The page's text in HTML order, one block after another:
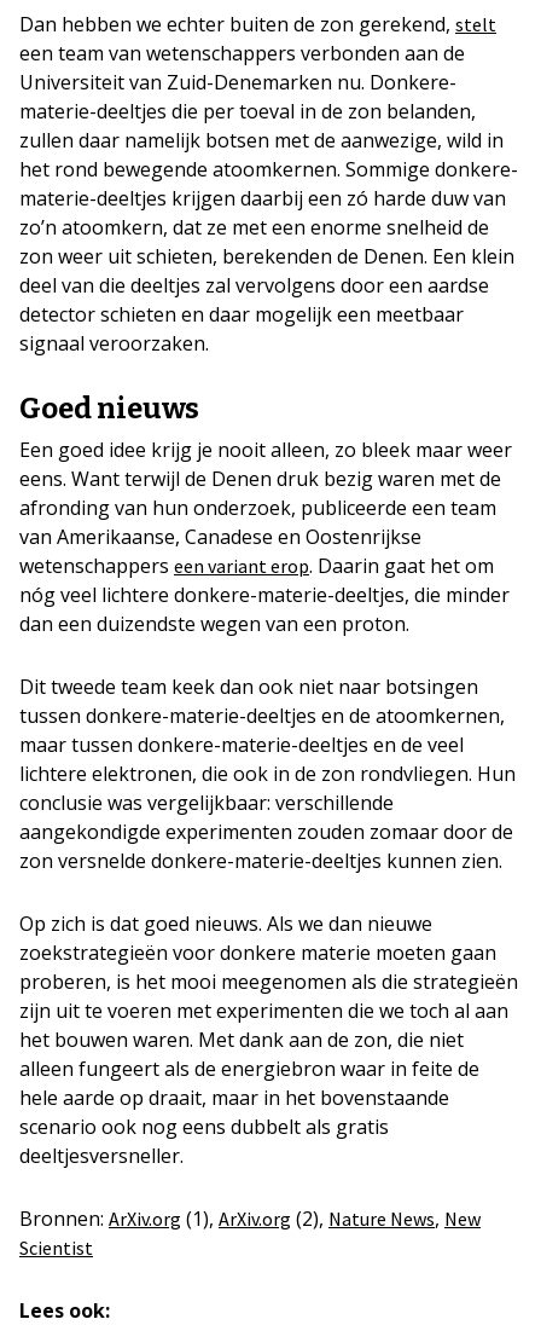
Dan hebben we echter buiten de zon gerekend, stelt
een team van wetenschappers verbonden aan de
Universiteit van Zuid-Denemarken nu. Donkere-
materie-deeltjes die per toeval in de zon belanden,
zullen daar namelijk botsen met de aanwezige, wild in
het rond bewegende atoomkernen. Sommige donkere-
materie-deeltjes krijgen daarbij een zó harde duw van
zo’n atoomkern, dat ze met een enorme snelheid de
zon weer uit schieten, berekenden de Denen. Een klein
deel van die deeltjes zal vervolgens door een aardse
detector schieten en daar mogelijk een meetbaar
signaal veroorzaken.
Goed nieuws
Een goed idee krijg je nooit alleen, zo bleek maar weer
eens. Want terwijl de Denen druk bezig waren met de
afronding van hun onderzoek, publiceerde een team
van Amerikaanse, Canadese en Oostenrijkse
wetenschappers een variant erop. Daarin gaat het om
nóg veel lichtere donkere-materie-deeltjes, die minder
dan een duizendste wegen van een proton.
Dit tweede team keek dan ook niet naar botsingen
tussen donkere-materie-deeltjes en de atoomkernen,
maar tussen donkere-materie-deeltjes en de veel
lichtere elektronen, die ook in de zon rondvliegen. Hun
conclusie was vergelijkbaar: verschillende
aangekondigde experimenten zouden zomaar door de
zon versnelde donkere-materie-deeltjes kunnen zien.
Op zich is dat goed nieuws. Als we dan nieuwe
zoekstrategieën voor donkere materie moeten gaan
proberen, is het mooi meegenomen als die strategieën
zijn uit te voeren met experimenten die we toch al aan
het bouwen waren. Met dank aan de zon, die niet
alleen fungeert als de energiebron waar in feite de
hele aarde op draait, maar in het bovenstaande
scenario ook nog eens dubbelt als gratis
deeltjesversneller.
Bronnen: ArXiv.org (1), ArXiv.org (2), Nature News, New
Scientist
Lees ook: